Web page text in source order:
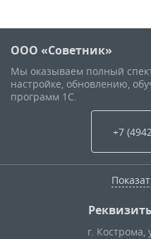
ООО «Советник»
Мы оказываем полный
настройке, обновлению,
программ 1С.
+7
г. Кострома,